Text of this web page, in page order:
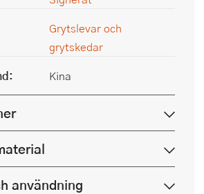
Grytslevar och
grytskedar
Kina
användning